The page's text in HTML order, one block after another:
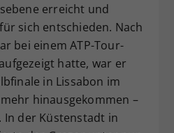
erreicht und
sich entschieden. Nach
bei einem ATP-Tour-
hatte, war er
in Lissabon im
hinausgekommen –
In der Küstenstadt in